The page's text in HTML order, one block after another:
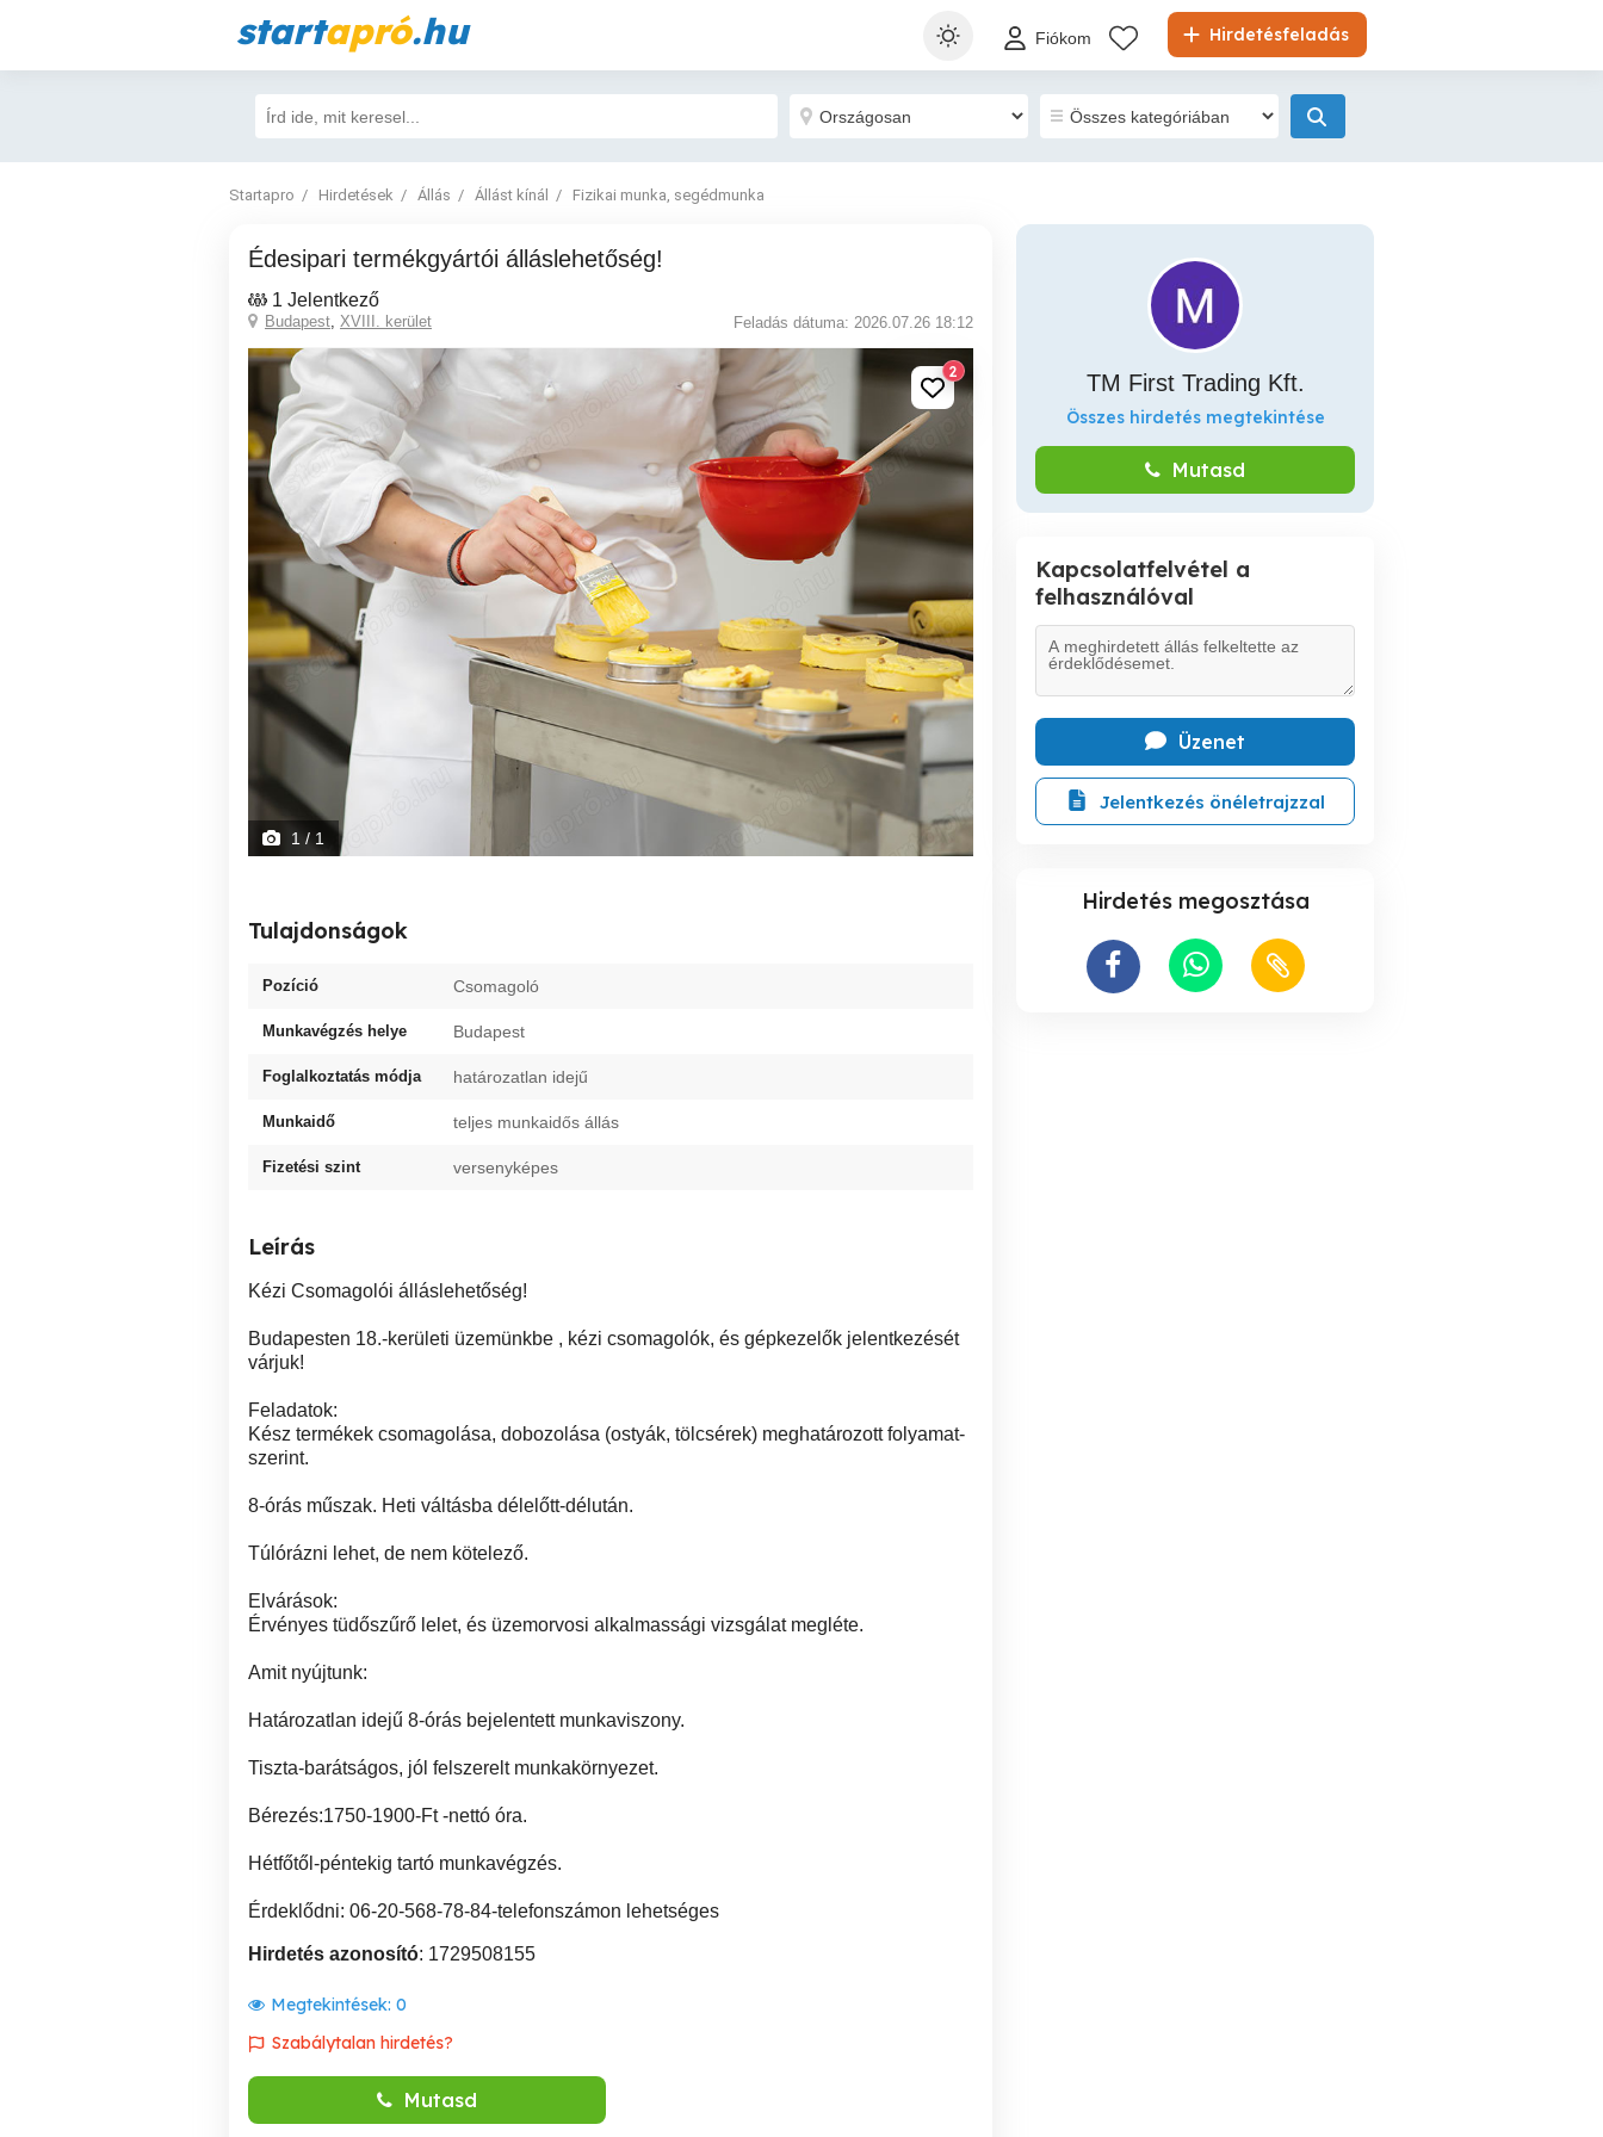
startapró.hu Hirdetésfeladás
Fiókom
Startapro Hirdetések Állás Állást kínál Fizikai munka, segédmunka
Édesipari termékgyártói álláslehetőség!
1 Jelentkező
Budapest, XVIII. kerület Feladás dátuma: 2026.07.26 18:12
2
1 / 1
Tulajdonságok
Pozíció Csomagoló
Munkavégzés helye Budapest
Foglalkoztatás módja határozatlan idejű
Munkaidő teljes munkaidős állás
Fizetési szint versenyképes
Leírás
Kézi Csomagolói álláslehetőség!
Budapesten 18.-kerületi üzemünkbe , kézi csomagolók, és gépkezelők jelentkezését
várjuk!
Feladatok:
Kész termékek csomagolása, dobozolása (ostyák, tölcsérek) meghatározott folyamat-
szerint.
8-órás műszak. Heti váltásba délelőtt-délután.
Túlórázni lehet, de nem kötelező.
Elvárások:
Érvényes tüdőszűrő lelet, és üzemorvosi alkalmassági vizsgálat megléte.
Amit nyújtunk:
Határozatlan idejű 8-órás bejelentett munkaviszony.
Tiszta-barátságos, jól felszerelt munkakörnyezet.
Bérezés:1750-1900-Ft -nettó óra.
Hétfőtől-péntekig tartó munkavégzés.
Érdeklődni: 06-20-568-78-84-telefonszámon lehetséges
Hirdetés azonosító: 1729508155
Megtekintések: 0
Szabálytalan hirdetés?
Mutasd
TM First Trading Kft.
Összes hirdetés megtekintése
Mutasd
Kapcsolatfelvétel a
felhasználóval
Üzenet
Jelentkezés önéletrajzzal
Hirdetés megosztása